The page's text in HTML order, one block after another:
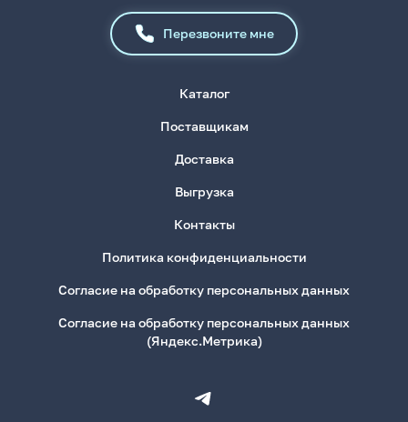
Перезвоните мне
Каталог
Поставщикам
Доставка
Выгрузка
Контакты
Политика конфиденциальности
Согласие на обработку персональных данных
Согласие на обработку персональных данных
(Яндекс.Метрика)